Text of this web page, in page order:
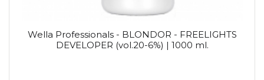
Wella Professionals - BLONDOR - FREELIGHTS
DEVELOPER (vol.20-6%) | 1000 ml.